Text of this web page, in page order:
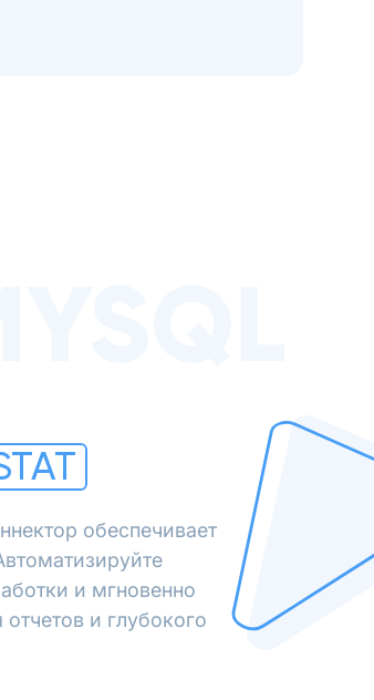
обеспечивает
и мгновенно
и глубокого